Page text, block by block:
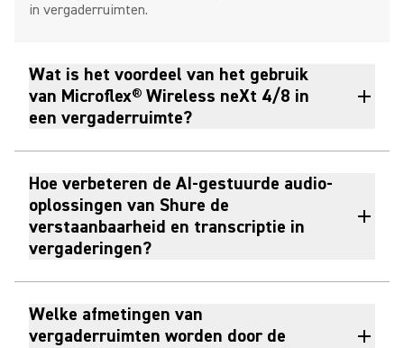
in vergaderruimten.
Wat is het voordeel van het gebruik
van Microflex® Wireless neXt 4/8 in
een vergaderruimte?
Hoe verbeteren de AI-gestuurde audio-
oplossingen van Shure de
verstaanbaarheid en transcriptie in
vergaderingen?
Welke afmetingen van
vergaderruimten worden door de